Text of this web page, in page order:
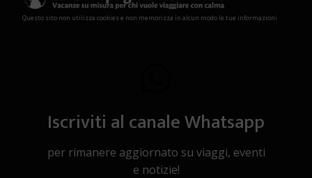
Questo sito non utilizza cookies e non memorizza in alcun modo le tue informazioni
Iscriviti al canale Whatsapp
per rimanere aggiornato su viaggi, eventi
e notizie!